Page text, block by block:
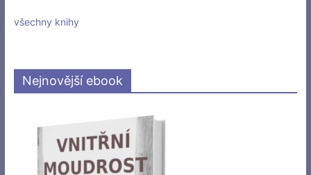
všechny knihy
Nejnovější ebook